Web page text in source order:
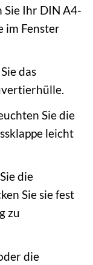
Sie Ihr DIN A4-
im Fenster
das
Sie die
leicht
die
Sie sie fest
zu
die